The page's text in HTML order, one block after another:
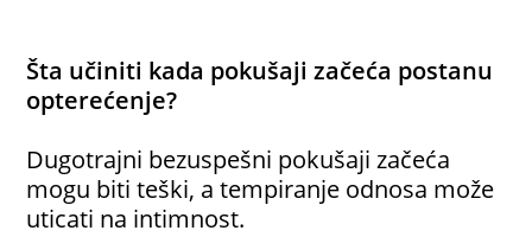
Šta učiniti kada pokušaji začeća postanu
opterećenje?
Dugotrajni bezuspešni pokušaji začeća
mogu biti teški, a tempiranje odnosa može
uticati na intimnost.